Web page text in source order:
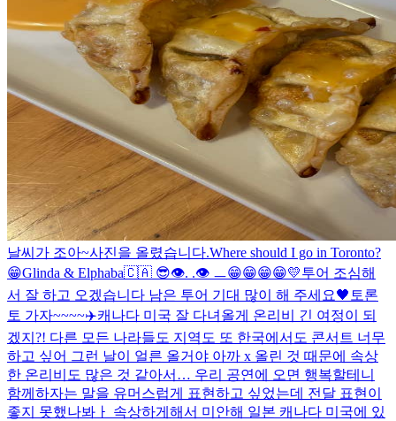
날씨가 조아~사진을 올렸습니다.Where should I go in Toronto?
😁Glinda & Elphaba🇨🇦 😎👁️. .👁️ ㅡ😁😁😁😁💛투어 조심해
서 잘 하고 오겠습니다 남은 투어 기대 많이 해 주세요🖤 토론
토 가자~~~~✈️캐나다 미국 잘 다녀올게 온리비 긴 여정이 되
겠지?! 다른 모든 나라들도 지역도 또 한국에서도 콘서트 너무
하고 싶어 그런 날이 얼른 올거야 아까 x 올린 것 때문에 속상
한 온리비도 많은 것 같아서… 우리 공연에 오면 행복할테니
함께하자는 말을 유머스럽게 표현하고 싶었는데 전달 표현이
좋지 못했나봐ㅏ 속상하게해서 미안해 일본 캐나다 미국에 있